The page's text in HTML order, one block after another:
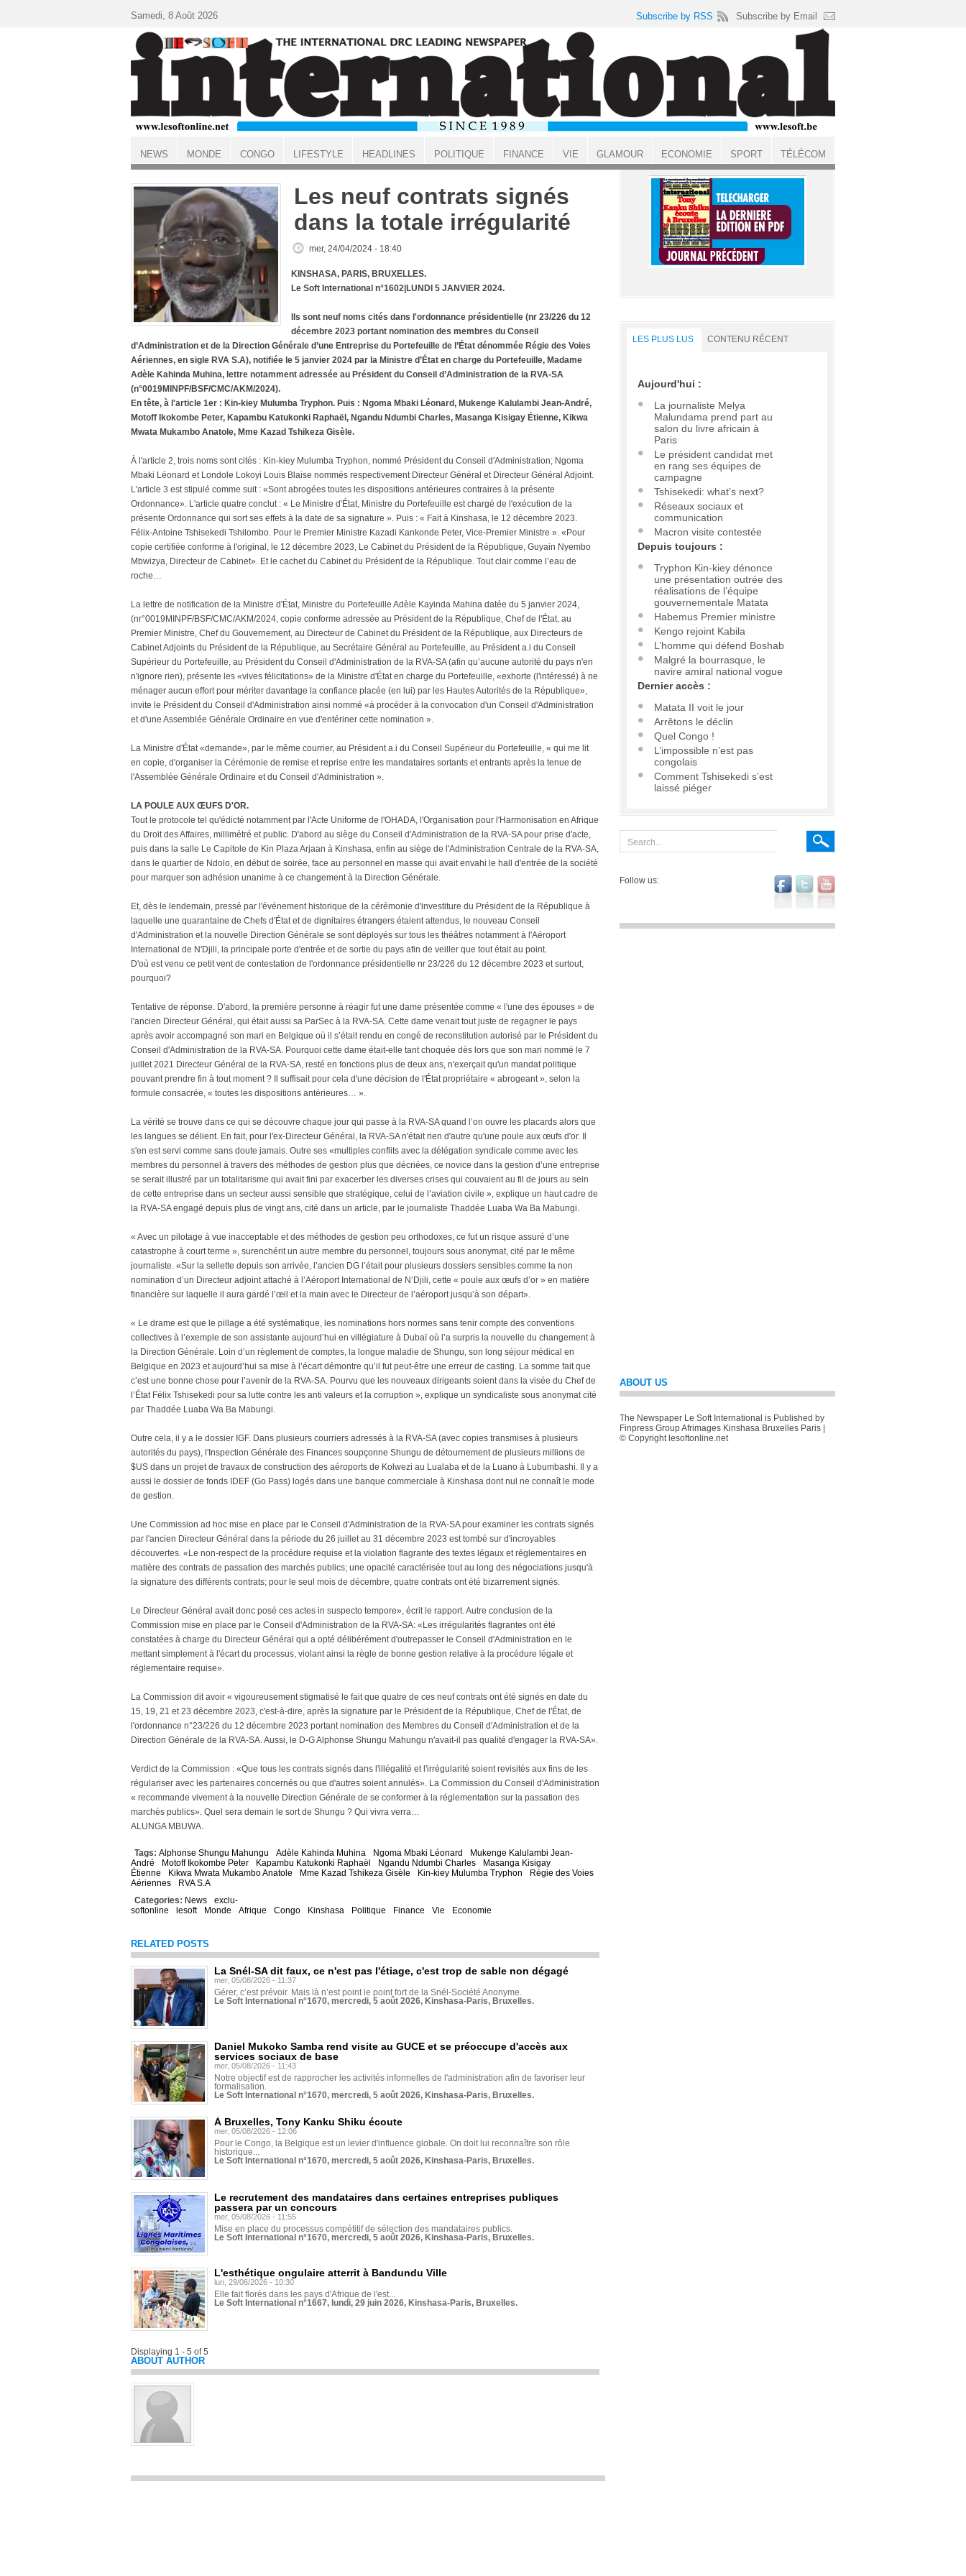
ACCUEIL
Les neuf contrats signés
dans la totale irrégularité
mer, 24/04/2024 - 18:40
KINSHASA, PARIS, BRUXELLES.
Le Soft International n°1602|LUNDI 5 JANVIER 2024.
Ils sont neuf noms cités dans l'ordonnance présidentielle (nr 23/226 du 12
décembre 2023 portant nomination des membres du Conseil
d’Administration et de la Direction Générale d’une Entreprise du Portefeuille de l’État dénommée Régie des Voies
Aériennes, en sigle RVA S.A), notifiée le 5 janvier 2024 par la Ministre d’État en charge du Portefeuille, Madame
Adèle Kahinda Muhina, lettre notamment adressée au Président du Conseil d’Administration de la RVA-SA
(n°0019MINPF/BSF/CMC/AKM/2024).
En tête, à l'article 1er : Kin-kiey Mulumba Tryphon. Puis : Ngoma Mbaki Léonard, Mukenge Kalulambi Jean-André,
Motoff Ikokombe Peter, Kapambu Katukonki Raphaël, Ngandu Ndumbi Charles, Masanga Kisigay Étienne, Kikwa
Mwata Mukambo Anatole, Mme Kazad Tshikeza Gisèle.
À l'article 2, trois noms sont cités : Kin-kiey Mulumba Tryphon, nommé Président du Conseil d'Administration; Ngoma
Mbaki Léonard et Londole Lokoyi Louis Blaise nommés respectivement Directeur Général et Directeur Général Adjoint.
L'article 3 est stipulé comme suit : «Sont abrogées toutes les dispositions antérieures contraires à la présente
Ordonnance». L'article quatre conclut : « Le Ministre d'État, Ministre du Portefeuille est chargé de l'exécution de la
présente Ordonnance qui sort ses effets à la date de sa signature ». Puis : « Fait à Kinshasa, le 12 décembre 2023.
Félix-Antoine Tshisekedi Tshilombo. Pour le Premier Ministre Kazadi Kankonde Peter, Vice-Premier Ministre ». «Pour
copie certifiée conforme à l'original, le 12 décembre 2023, Le Cabinet du Président de la République, Guyain Nyembo
Mbwizya, Directeur de Cabinet». Et le cachet du Cabinet du Président de la République. Tout clair comme l’eau de
roche…
La lettre de notification de la Ministre d'État, Ministre du Portefeuille Adèle Kayinda Mahina datée du 5 janvier 2024,
(nr°0019MINPF/BSF/CMC/AKM/2024, copie conforme adressée au Président de la République, Chef de l'État, au
Premier Ministre, Chef du Gouvernement, au Directeur de Cabinet du Président de la République, aux Directeurs de
Cabinet Adjoints du Président de la République, au Secrétaire Général au Portefeuille, au Président a.i du Conseil
Supérieur du Portefeuille, au Président du Conseil d'Administration de la RVA-SA (afin qu’aucune autorité du pays n'en
n'ignore rien), présente les «vives félicitations» de la Ministre d'État en charge du Portefeuille, «exhorte (l'intéressé) à ne
ménager aucun effort pour mériter davantage la confiance placée (en lui) par les Hautes Autorités de la République»,
invite le Président du Conseil d'Administration ainsi nommé «à procéder à la convocation d'un Conseil d'Administration
et d'une Assemblée Générale Ordinaire en vue d'entériner cette nomination ».
La Ministre d'État «demande», par le même courrier, au Président a.i du Conseil Supérieur du Portefeuille, « qui me lit
en copie, d'organiser la Cérémonie de remise et reprise entre les mandataires sortants et entrants après la tenue de
l'Assemblée Générale Ordinaire et du Conseil d'Administration ».
LA POULE AUX ŒUFS D'OR.
Tout le protocole tel qu'édicté notamment par l'Acte Uniforme de l'OHADA, l'Organisation pour l'Harmonisation en Afrique
du Droit des Affaires, millimétré et public. D'abord au siège du Conseil d'Administration de la RVA-SA pour prise d'acte,
puis dans la salle Le Capitole de Kin Plaza Arjaan à Kinshasa, enfin au siège de l'Administration Centrale de la RVA-SA,
dans le quartier de Ndolo, en début de soirée, face au personnel en masse qui avait envahi le hall d'entrée de la société
pour marquer son adhésion unanime à ce changement à la Direction Générale.
Et, dès le lendemain, pressé par l'événement historique de la cérémonie d'investiture du Président de la République à
laquelle une quarantaine de Chefs d'État et de dignitaires étrangers étaient attendus, le nouveau Conseil
d'Administration et la nouvelle Direction Générale se sont déployés sur tous les théâtres notamment à l'Aéroport
International de N'Djili, la principale porte d'entrée et de sortie du pays afin de veiller que tout était au point.
D'où est venu ce petit vent de contestation de l'ordonnance présidentielle nr 23/226 du 12 décembre 2023 et surtout,
pourquoi?
Tentative de réponse. D'abord, la première personne à réagir fut une dame présentée comme « l'une des épouses » de
l'ancien Directeur Général, qui était aussi sa ParSec à la RVA-SA. Cette dame venait tout juste de regagner le pays
après avoir accompagné son mari en Belgique où il s’était rendu en congé de reconstitution autorisé par le Président du
Conseil d'Administration de la RVA-SA. Pourquoi cette dame était-elle tant choquée dès lors que son mari nommé le 7
juillet 2021 Directeur Général de la RVA-SA, resté en fonctions plus de deux ans, n'exerçait qu'un mandat politique
pouvant prendre fin à tout moment ? Il suffisait pour cela d'une décision de l'État propriétaire « abrogeant », selon la
formule consacrée, « toutes les dispositions antérieures… ».
La vérité se trouve dans ce qui se découvre chaque jour qui passe à la RVA-SA quand l’on ouvre les placards alors que
les langues se délient. En fait, pour l'ex-Directeur Général, la RVA-SA n'était rien d'autre qu'une poule aux œufs d'or. Il
s'en est servi comme sans doute jamais. Outre ses «multiples conflits avec la délégation syndicale comme avec les
membres du personnel à travers des méthodes de gestion plus que décriées, ce novice dans la gestion d’une entreprise
se serait illustré par un totalitarisme qui avait fini par exacerber les diverses crises qui couvaient au fil de jours au sein
de cette entreprise dans un secteur aussi sensible que stratégique, celui de l’aviation civile », explique un haut cadre de
la RVA-SA engagé depuis plus de vingt ans, cité dans un article, par le journaliste Thaddée Luaba Wa Ba Mabungi.
« Avec un pilotage à vue inacceptable et des méthodes de gestion peu orthodoxes, ce fut un risque assuré d’une
catastrophe à court terme », surenchérit un autre membre du personnel, toujours sous anonymat, cité par le même
journaliste. «Sur la sellette depuis son arrivée, l’ancien DG l’était pour plusieurs dossiers sensibles comme la non
nomination d’un Directeur adjoint attaché à l’Aéroport International de N’Djili, cette « poule aux œufs d’or » en matière
financière sur laquelle il aura gardé l’œil et la main avec le Directeur de l’aéroport jusqu’à son départ».
« Le drame est que le pillage a été systématique, les nominations hors normes sans tenir compte des conventions
collectives à l’exemple de son assistante aujourd’hui en villégiature à Dubaï où l’a surpris la nouvelle du changement à
la Direction Générale. Loin d’un règlement de comptes, la longue maladie de Shungu, son long séjour médical en
Belgique en 2023 et aujourd’hui sa mise à l’écart démontre qu’il fut peut-être une erreur de casting. La somme fait que
c’est une bonne chose pour l’avenir de la RVA-SA. Pourvu que les nouveaux dirigeants soient dans la visée du Chef de
l’État Félix Tshisekedi pour sa lutte contre les anti valeurs et la corruption », explique un syndicaliste sous anonymat cité
par Thaddée Luaba Wa Ba Mabungi.
Outre cela, il y a le dossier IGF. Dans plusieurs courriers adressés à la RVA-SA (avec copies transmises à plusieurs
autorités du pays), l'Inspection Générale des Finances soupçonne Shungu de détournement de plusieurs millions de
$US dans un projet de travaux de construction des aéroports de Kolwezi au Lualaba et de la Luano à Lubumbashi. Il y a
aussi le dossier de fonds IDEF (Go Pass) logés dans une banque commerciale à Kinshasa dont nul ne connaît le mode
de gestion.
Une Commission ad hoc mise en place par le Conseil d'Administration de la RVA-SA pour examiner les contrats signés
par l'ancien Directeur Général dans la période du 26 juillet au 31 décembre 2023 est tombé sur d'incroyables
découvertes. «Le non-respect de la procédure requise et la violation flagrante des textes légaux et réglementaires en
matière des contrats de passation des marchés publics; une opacité caractérisée tout au long des négociations jusqu'à
la signature des différents contrats; pour le seul mois de décembre, quatre contrats ont été bizarrement signés.
Le Directeur Général avait donc posé ces actes in suspecto tempore», écrit le rapport. Autre conclusion de la
Commission mise en place par le Conseil d'Administration de la RVA-SA: «Les irrégularités flagrantes ont été
constatées à charge du Directeur Général qui a opté délibérément d'outrepasser le Conseil d'Administration en le
mettant simplement à l'écart du processus, violant ainsi la règle de bonne gestion relative à la procédure légale et
réglementaire requise».
La Commission dit avoir « vigoureusement stigmatisé le fait que quatre de ces neuf contrats ont été signés en date du
15, 19, 21 et 23 décembre 2023, c'est-à-dire, après la signature par le Président de la République, Chef de l'État, de
l'ordonnance n°23/226 du 12 décembre 2023 portant nomination des Membres du Conseil d'Administration et de la
Direction Générale de la RVA-SA. Aussi, le D-G Alphonse Shungu Mahungu n'avait-il pas qualité d'engager la RVA-SA».
Verdict de la Commission : «Que tous les contrats signés dans l'illégalité et l'irrégularité soient revisités aux fins de les
régulariser avec les partenaires concernés ou que d'autres soient annulés». La Commission du Conseil d'Administration
« recommande vivement à la nouvelle Direction Générale de se conformer à la réglementation sur la passation des
marchés publics». Quel sera demain le sort de Shungu ? Qui vivra verra…
ALUNGA MBUWA.
Tags: Alphonse Shungu Mahungu Adèle Kahinda Muhina Ngoma Mbaki Léonard
Mukenge Kalulambi Jean-
André
Motoff Ikokombe Peter Kapambu Katukonki Raphaël Ngandu Ndumbi Charles
Masanga Kisigay
Étienne
Kikwa Mwata Mukambo Anatole Mme Kazad Tshikeza Gisèle Kin-kiey Mulumba Tryphon
Régie des Voies
Aériennes
RVA S.A
Categories: News
exclu-
softonline
lesoft Monde Afrique Congo Kinshasa Politique Finance Vie Economie
RELATED POSTS
La Snél-SA dit faux, ce n'est pas l'étiage, c'est trop de sable non dégagé
mer, 05/08/2026 - 11:37
Gérer, c’est prévoir. Mais là n’est point le point fort de la Snél-Société Anonyme.
Le Soft International n°1670, mercredi, 5 août 2026, Kinshasa-Paris, Bruxelles.
Daniel Mukoko Samba rend visite au GUCE et se préoccupe d'accès aux
services sociaux de base
mer, 05/08/2026 - 11:43
Notre objectif est de rapprocher les activités informelles de l'administration afin de favoriser leur
formalisation.
Le Soft International n°1670, mercredi, 5 août 2026, Kinshasa-Paris, Bruxelles.
À Bruxelles, Tony Kanku Shiku écoute
mer, 05/08/2026 - 12:06
Pour le Congo, la Belgique est un levier d'influence globale. On doit lui reconnaître son rôle
historique...
Le Soft International n°1670, mercredi, 5 août 2026, Kinshasa-Paris, Bruxelles.
Le recrutement des mandataires dans certaines entreprises publiques
passera par un concours
mer, 05/08/2026 - 11:55
Mise en place du processus compétitif de sélection des mandataires publics.
Le Soft International n°1670, mercredi, 5 août 2026, Kinshasa-Paris, Bruxelles.
L'esthétique ongulaire atterrit à Bandundu Ville
lun, 29/06/2026 - 10:30
Elle fait florès dans les pays d'Afrique de l'est...
Le Soft International n°1667, lundi, 29 juin 2026, Kinshasa-Paris, Bruxelles.
Displaying 1 - 5 of 5
ABOUT AUTHOR
LES PLUS LUS CONTENU RÉCENT
Aujourd'hui :
La journaliste Melya
Malundama prend part au
salon du livre africain à
Paris
Le président candidat met
en rang ses équipes de
campagne
Tshisekedi: what’s next?
Réseaux sociaux et
communication
Macron visite contestée
Depuis toujours :
Tryphon Kin-kiey dénonce
une présentation outrée des
réalisations de l’équipe
gouvernementale Matata
Habemus Premier ministre
Kengo rejoint Kabila
L’homme qui défend Boshab
Malgré la bourrasque, le
navire amiral national vogue
Dernier accès :
Matata II voit le jour
Arrêtons le déclin
Quel Congo !
L’impossible n’est pas
congolais
Comment Tshisekedi s’est
laissé piéger
Follow us:
ABOUT US
The Newspaper Le Soft International is Published by
Finpress Group Afrimages Kinshasa Bruxelles Paris |
© Copyright lesoftonline.net
Samedi, 8 Août 2026 Subscribe by RSS Subscribe by Email
NEWS MONDE CONGO LIFESTYLE HEADLINES POLITIQUE FINANCE VIE GLAMOUR ECONOMIE SPORT TÉLÉCOM